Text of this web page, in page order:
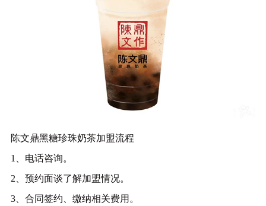
陈文鼎黑糖珍珠奶茶加盟流程
1、电话咨询。
2、预约面谈了解加盟情况。
3、合同签约、缴纳相关费用。